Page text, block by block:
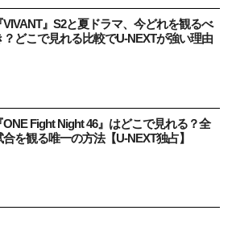
VIVANT』S2と夏ドラマ、今どれを観るべ
？どこで見れる比較でU-NEXTが強い理由
ONE Fight Night 46』はどこで見れる？全
合を観る唯一の方法【U-NEXT独占】